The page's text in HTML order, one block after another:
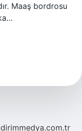
Maaş bordrosu